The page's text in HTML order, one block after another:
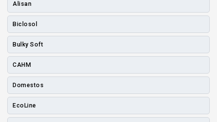
Alisan
Biclosol
Bulky Soft
CAHM
Domestos
EcoLine